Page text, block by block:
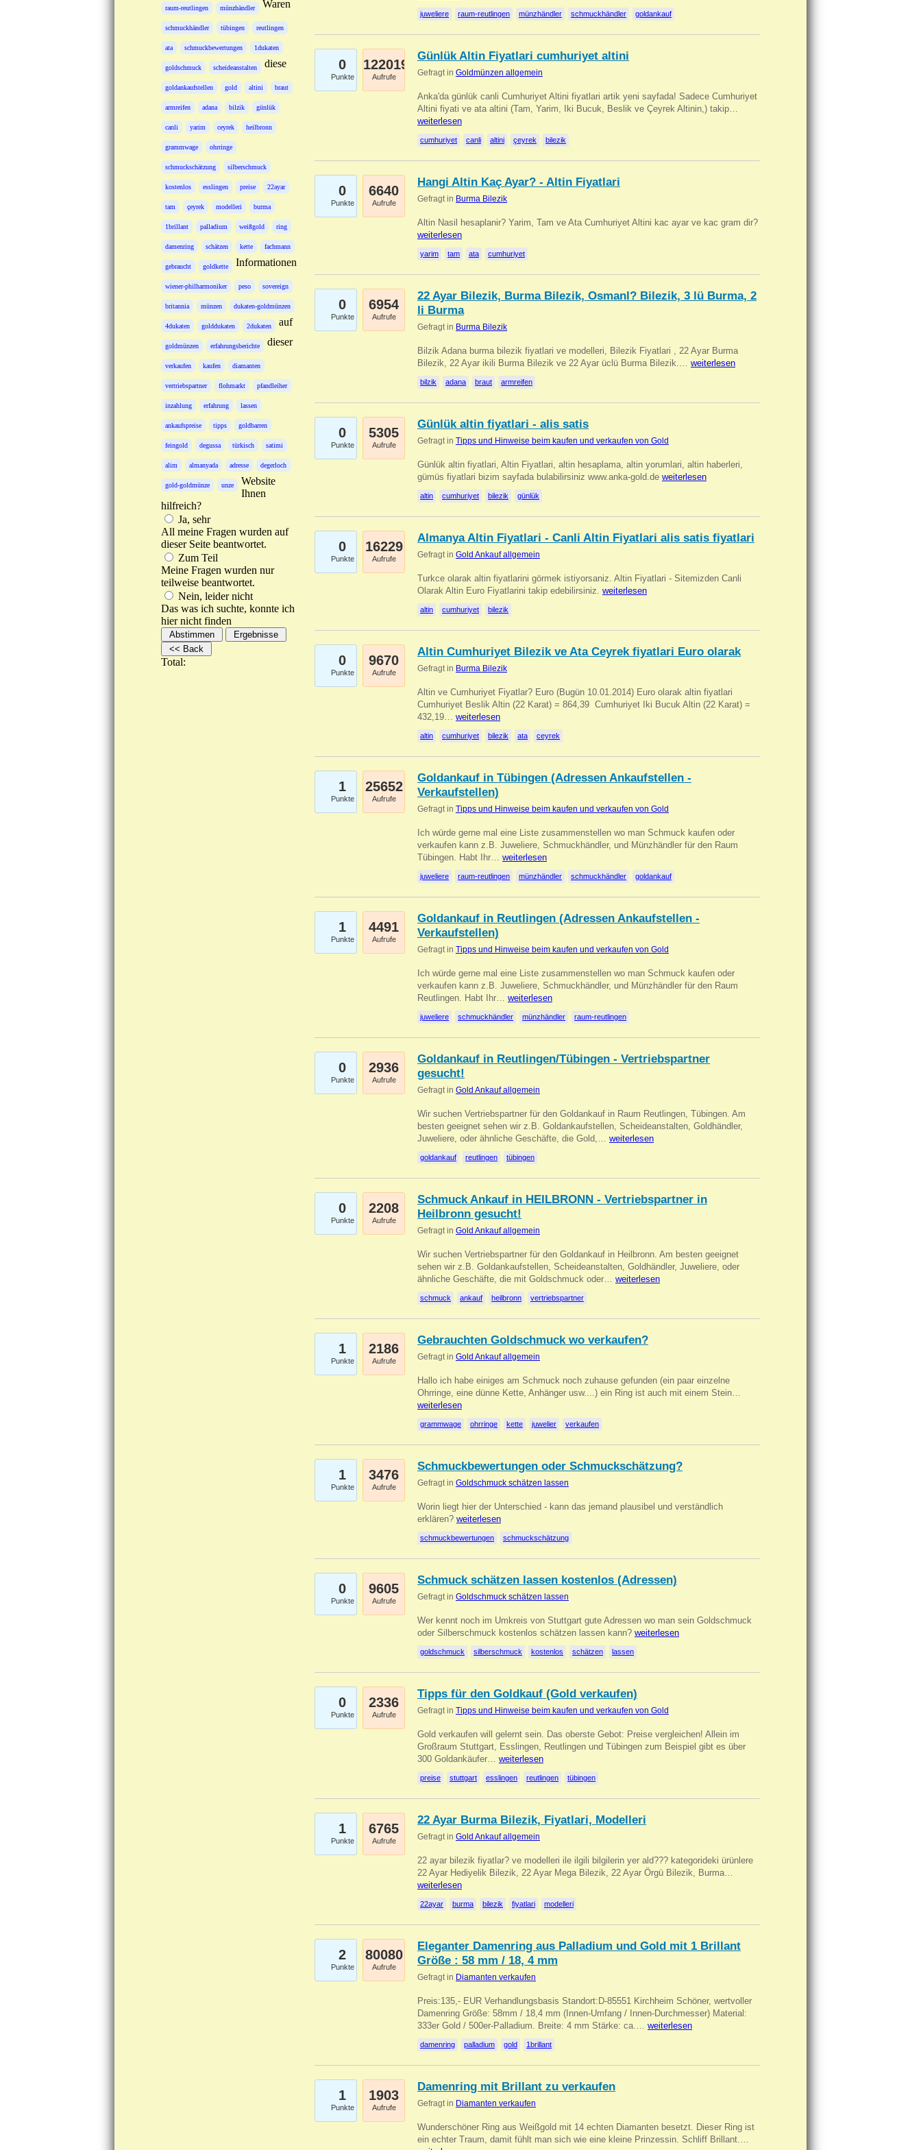
raum-reutlingen münzhändler
schmuckhändler tübingen reutlingen
ata schmuckbewertungen 1dukaten
goldschmuck scheideanstalten
goldankaufstellen gold altini braut
armreifen adana bilzik günlük
canli yarim ceyrek heilbronn
grammwage ohrringe
schmuckschätzung silberschmuck
kostenlos esslingen preise 22ayar
tam çeyrek modelleri burma
1brillant palladium weißgold ring
damenring schätzen kette fachmann
gebraucht goldkette
wiener-philharmoniker peso sovereign
britannia münzen dukaten-goldmünzen
4dukaten golddukaten 2dukaten
goldmünzen erfahrungsberichte
verkaufen kaufen diamanten
vertriebspartner flohmarkt pfandleiher
inzahlung erfahrung lassen
ankaufspreise tipps goldbarren
feingold degussa türkisch satimi
alim almanyada adresse degerloch
gold-goldmünze unze
Waren
diese
Informationen
auf
dieser
Website
Ihnen
hilfreich?
Ja, sehr
All meine Fragen wurden auf
dieser Seite beantwortet.
Zum Teil
Meine Fragen wurden nur
teilweise beantwortet.
Nein, leider nicht
Das was ich suchte, konnte ich
hier nicht finden
Total:
juweliere raum-reutlingen münzhändler schmuckhändler goldankauf
0
Punkte
122019
Aufrufe
Günlük Altin Fiyatlari cumhuriyet altini
Gefragt in Goldmünzen allgemein
Anka'da günlük canli Cumhuriyet Altini fiyatlari artik yeni sayfada! Sadece Cumhuriyet
Altini fiyati ve ata altini (Tam, Yarim, Iki Bucuk, Beslik ve Çeyrek Altinin,) takip…
weiterlesen
cumhuriyet canli altini çeyrek bilezik
0
Punkte
6640
Aufrufe
Hangi Altin Kaç Ayar? - Altin Fiyatlari
Gefragt in Burma Bilezik
Altin Nasil hesaplanir? Yarim, Tam ve Ata Cumhuriyet Altini kac ayar ve kac gram dir?
weiterlesen
yarim tam ata cumhuriyet
0
Punkte
6954
Aufrufe
22 Ayar Bilezik, Burma Bilezik, Osmanl? Bilezik, 3 lü Burma, 2
li Burma
Gefragt in Burma Bilezik
Bilzik Adana burma bilezik fiyatlari ve modelleri, Bilezik Fiyatlari , 22 Ayar Burma
Bilezik, 22 Ayar ikili Burma Bilezik ve 22 Ayar üclü Burma Bilezik.… weiterlesen
bilzik adana braut armreifen
0
Punkte
5305
Aufrufe
Günlük altin fiyatlari - alis satis
Gefragt in Tipps und Hinweise beim kaufen und verkaufen von Gold
Günlük altin fiyatlari, Altin Fiyatlari, altin hesaplama, altin yorumlari, altin haberleri,
gümüs fiyatlari bizim sayfada bulabilirsiniz www.anka-gold.de weiterlesen
altin cumhuriyet bilezik günlük
0
Punkte
16229
Aufrufe
Almanya Altin Fiyatlari - Canli Altin Fiyatlari alis satis fiyatlari
Gefragt in Gold Ankauf allgemein
Turkce olarak altin fiyatlarini görmek istiyorsaniz. Altin Fiyatlari - Sitemizden Canli
Olarak Altin Euro Fiyatlarini takip edebilirsiniz. weiterlesen
altin cumhuriyet bilezik
0
Punkte
9670
Aufrufe
Altin Cumhuriyet Bilezik ve Ata Ceyrek fiyatlari Euro olarak
Gefragt in Burma Bilezik
Altin ve Cumhuriyet Fiyatlar? Euro (Bugün 10.01.2014) Euro olarak altin fiyatlari
Cumhuriyet Beslik Altin (22 Karat) = 864,39  Cumhuriyet Iki Bucuk Altin (22 Karat) =
432,19… weiterlesen
altin cumhuriyet bilezik ata ceyrek
1
Punkte
25652
Aufrufe
Goldankauf in Tübingen (Adressen Ankaufstellen -
Verkaufstellen)
Gefragt in Tipps und Hinweise beim kaufen und verkaufen von Gold
Ich würde gerne mal eine Liste zusammenstellen wo man Schmuck kaufen oder
verkaufen kann z.B. Juweliere, Schmuckhändler, und Münzhändler für den Raum
Tübingen. Habt Ihr… weiterlesen
juweliere raum-reutlingen münzhändler schmuckhändler goldankauf
1
Punkte
4491
Aufrufe
Goldankauf in Reutlingen (Adressen Ankaufstellen -
Verkaufstellen)
Gefragt in Tipps und Hinweise beim kaufen und verkaufen von Gold
Ich würde gerne mal eine Liste zusammenstellen wo man Schmuck kaufen oder
verkaufen kann z.B. Juweliere, Schmuckhändler, und Münzhändler für den Raum
Reutlingen. Habt Ihr… weiterlesen
juweliere schmuckhändler münzhändler raum-reutlingen
0
Punkte
2936
Aufrufe
Goldankauf in Reutlingen/Tübingen - Vertriebspartner
gesucht!
Gefragt in Gold Ankauf allgemein
Wir suchen Vertriebspartner für den Goldankauf in Raum Reutlingen, Tübingen. Am
besten geeignet sehen wir z.B. Goldankaufstellen, Scheideanstalten, Goldhändler,
Juweliere, oder ähnliche Geschäfte, die Gold,… weiterlesen
goldankauf reutlingen tübingen
0
Punkte
2208
Aufrufe
Schmuck Ankauf in HEILBRONN - Vertriebspartner in
Heilbronn gesucht!
Gefragt in Gold Ankauf allgemein
Wir suchen Vertriebspartner für den Goldankauf in Heilbronn. Am besten geeignet
sehen wir z.B. Goldankaufstellen, Scheideanstalten, Goldhändler, Juweliere, oder
ähnliche Geschäfte, die mit Goldschmuck oder… weiterlesen
schmuck ankauf heilbronn vertriebspartner
1
Punkte
2186
Aufrufe
Gebrauchten Goldschmuck wo verkaufen?
Gefragt in Gold Ankauf allgemein
Hallo ich habe einiges am Schmuck noch zuhause gefunden (ein paar einzelne
Ohrringe, eine dünne Kette, Anhänger usw....) ein Ring ist auch mit einem Stein…
weiterlesen
grammwage ohrringe kette juwelier verkaufen
1
Punkte
3476
Aufrufe
Schmuckbewertungen oder Schmuckschätzung?
Gefragt in Goldschmuck schätzen lassen
Worin liegt hier der Unterschied - kann das jemand plausibel und verständlich
erklären? weiterlesen
schmuckbewertungen schmuckschätzung
0
Punkte
9605
Aufrufe
Schmuck schätzen lassen kostenlos (Adressen)
Gefragt in Goldschmuck schätzen lassen
Wer kennt noch im Umkreis von Stuttgart gute Adressen wo man sein Goldschmuck
oder Silberschmuck kostenlos schätzen lassen kann? weiterlesen
goldschmuck silberschmuck kostenlos schätzen lassen
0
Punkte
2336
Aufrufe
Tipps für den Goldkauf (Gold verkaufen)
Gefragt in Tipps und Hinweise beim kaufen und verkaufen von Gold
Gold verkaufen will gelernt sein. Das oberste Gebot: Preise vergleichen! Allein im
Großraum Stuttgart, Esslingen, Reutlingen und Tübingen zum Beispiel gibt es über
300 Goldankäufer… weiterlesen
preise stuttgart esslingen reutlingen tübingen
1
Punkte
6765
Aufrufe
22 Ayar Burma Bilezik, Fiyatlari, Modelleri
Gefragt in Gold Ankauf allgemein
22 ayar bilezik fiyatlar? ve modelleri ile ilgili bilgilerin yer ald??? kategorideki ürünlere
22 Ayar Hediyelik Bilezik, 22 Ayar Mega Bilezik, 22 Ayar Örgü Bilezik, Burma…
weiterlesen
22ayar burma bilezik fiyatlari modelleri
2
Punkte
80080
Aufrufe
Eleganter Damenring aus Palladium und Gold mit 1 Brillant
Größe : 58 mm / 18, 4 mm
Gefragt in Diamanten verkaufen
Preis:135,- EUR Verhandlungsbasis Standort:D-85551 Kirchheim Schöner, wertvoller
Damenring Größe: 58mm / 18,4 mm (Innen-Umfang / Innen-Durchmesser) Material:
333er Gold / 500er-Palladium. Breite: 4 mm Stärke: ca.… weiterlesen
damenring palladium gold 1brillant
1
Punkte
1903
Aufrufe
Damenring mit Brillant zu verkaufen
Gefragt in Diamanten verkaufen
Wunderschöner Ring aus Weißgold mit 14 echten Diamanten besetzt. Dieser Ring ist
ein echter Traum, damit fühlt man sich wie eine kleine Prinzessin. Schliff Brillant.…